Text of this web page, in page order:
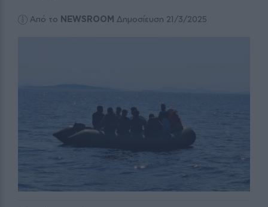
Από το NEWSROOM Δημοσίευση 21/3/2025